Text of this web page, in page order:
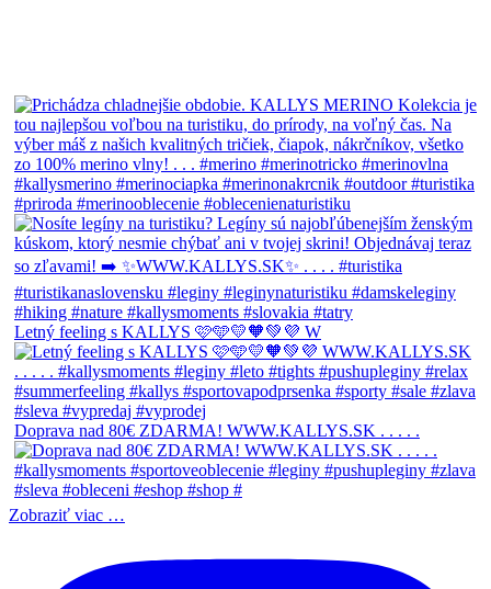
Letný feeling s KALLYS 🩷🩵💛🧡💚💜 W
Doprava nad 80€ ZDARMA! WWW.KALLYS.SK . . . . .
Zobraziť viac …